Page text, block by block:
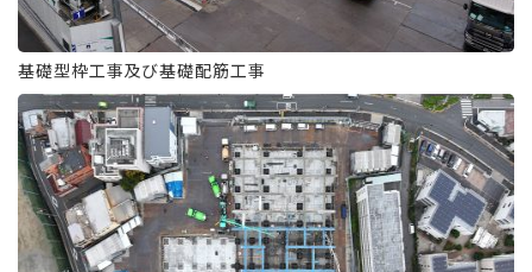
基礎型枠工事及び基礎配筋工事